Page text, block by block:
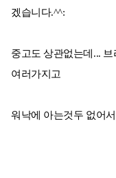
겠습니다.^^:
중고도 상관없는데...
여러가지고
워낙에 아는것두 없어